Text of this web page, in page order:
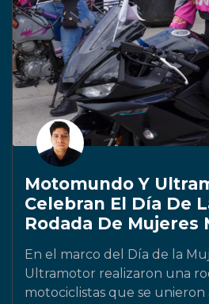
Motomundo Y
Celebran El Día De
Rodada De Mujeres
En el marco del Día de la
Ultramotor realizaron una
motociclistas que se unieron